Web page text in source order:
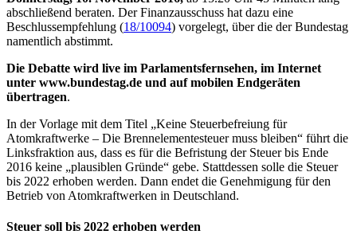
abschließend beraten. Der Finanzausschuss hat dazu eine
Beschlussempfehlung (18/10094) vorgelegt, über die der Bundestag
namentlich abstimmt.
Die Debatte wird live im Parlamentsfernsehen, im Internet
unter www.bundestag.de und auf mobilen Endgeräten
übertragen.
In der Vorlage mit dem Titel „Keine Steuerbefreiung für
Atomkraftwerke – Die Brennelementesteuer muss bleiben“ führt die
Linksfraktion aus, dass es für die Befristung der Steuer bis Ende
2016 keine „plausiblen Gründe“ gebe. Stattdessen solle die Steuer
bis 2022 erhoben werden. Dann endet die Genehmigung für den
Betrieb von Atomkraftwerken in Deutschland.
Steuer soll bis 2022 erhoben werden